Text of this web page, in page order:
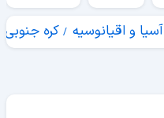
آسیا و اقیانوسیه کره جنوبی